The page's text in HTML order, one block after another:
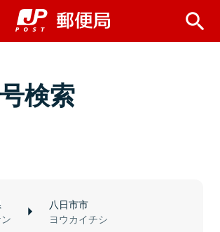
検索
八日市市
ヨウカイチシ